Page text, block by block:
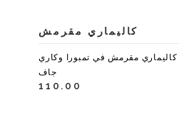
كاليماري مقرمش
كاليماري مقرمش في تمبورا وكاري
جاف
110.00